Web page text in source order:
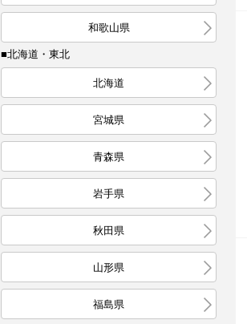
和歌山県
■北海道・東北
北海道
宮城県
青森県
岩手県
秋田県
山形県
福島県